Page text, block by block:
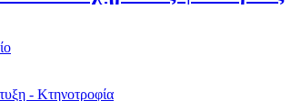
- Κτηνοτροφία